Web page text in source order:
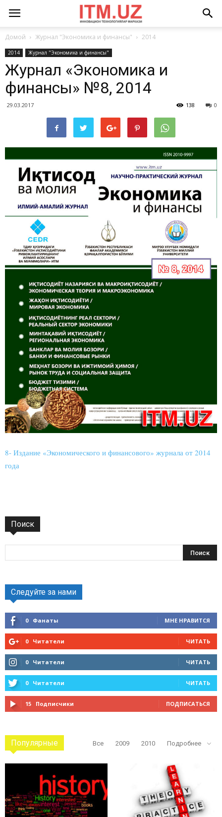
Домой Журнал "Экономика и финансы" 2014
2014 Журнал "Экономика и финансы"
Журнал «Экономика и
финансы» №8, 2014
29.03.2017 0
138
8- Издание «Экономического и финансового» журнала от 2014
года
Поиск
Следуйте за нами
0 Фанаты МНЕ НРАВИТСЯ
0 Читатели ЧИТАТЬ
0 Читатели ЧИТАТЬ
0 Читатели ЧИТАТЬ
15 Подписчики ПОДПИСАТЬСЯ
Популярные Все 2009 2010 Подробнее